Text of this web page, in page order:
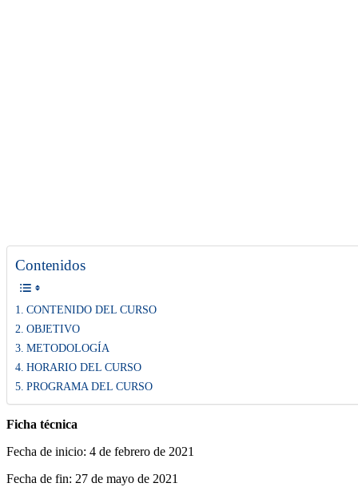
Contenidos
CONTENIDO DEL CURSO
OBJETIVO
METODOLOGÍA
HORARIO DEL CURSO
PROGRAMA DEL CURSO
Ficha técnica
Fecha de inicio: 4 de febrero de 2021
Fecha de fin: 27 de mayo de 2021